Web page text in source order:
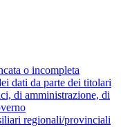
o incompleta
dati da parte dei titolari
di amministrazione, di
regionali/provinciali